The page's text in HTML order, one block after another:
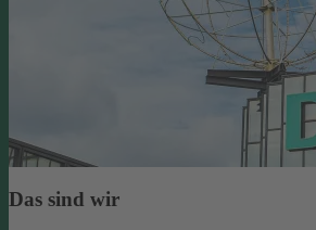
Das sind wir